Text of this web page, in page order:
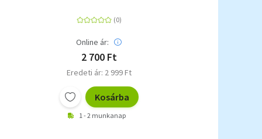
Online ár:
2 700 Ft
Eredeti ár: 2 999 Ft
Kosárba
1 - 2 munkanap